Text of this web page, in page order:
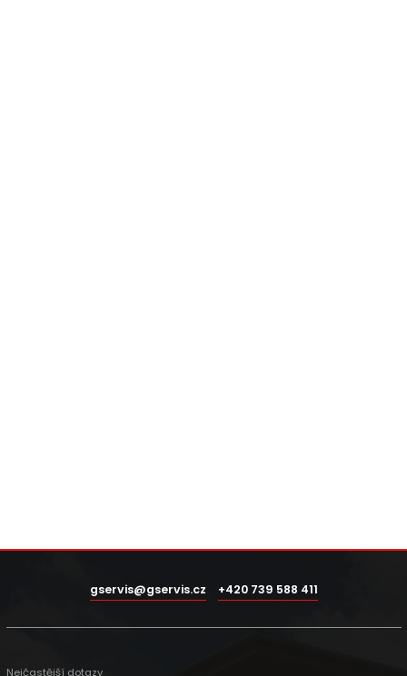
gservis@gservis.cz +420 739 588 411
Nejčastější dotazy